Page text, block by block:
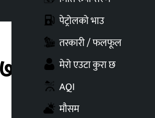
पेट्रोलको भाउ
तरकारी / फलफूल
मेरो एउटा कुरा छ
AQI
मौसम
जना पक्राउ